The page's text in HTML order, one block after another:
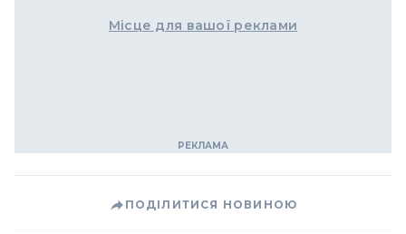
Місце для вашої реклами
ПОДІЛИТИСЯ НОВИНОЮ